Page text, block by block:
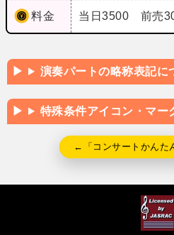
料金 当日3500 前売
演奏パートの略称表記に
特殊条件アイコン・マー
←「コンサートかんた